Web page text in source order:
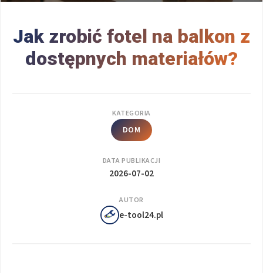
Jak zrobić fotel na balkon z
dostępnych materiałów?
KATEGORIA
DOM
DATA PUBLIKACJI
2026-07-02
AUTOR
e-tool24.pl